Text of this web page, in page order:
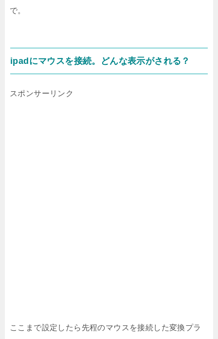
で。
ipadにマウスを接続。どんな表示がされる？
スポンサーリンク
ここまで設定したら先程のマウスを接続した変換プラ